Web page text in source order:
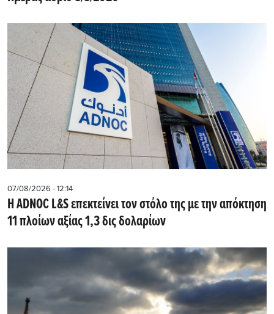
07/08/2026 - 12:14
Η ADNOC L&S επεκτείνει τον στόλο της με την απόκτηση
11 πλοίων αξίας 1,3 δις δολαρίων